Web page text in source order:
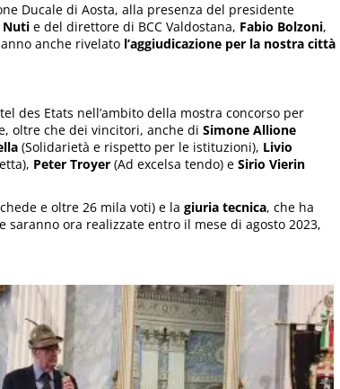
Ducale di Aosta, alla presenza del presidente
Nuti e del direttore di BCC Valdostana, Fabio Bolzoni,
anche rivelato l’aggiudicazione per la nostra città
des Etats nell’ambito della mostra concorso per
oltre che dei vincitori, anche di Simone Allione
(Solidarietà e rispetto per le istituzioni), Livio
Peter Troyer (Ad excelsa tendo) e Sirio Vierin
e oltre 26 mila voti) e la giuria tecnica, che ha
ora realizzate entro il mese di agosto 2023,